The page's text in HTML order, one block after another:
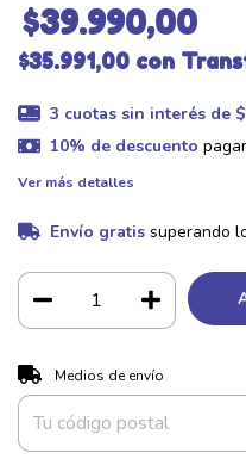
$39.990,00
$35.991,00 con
3 cuotas sin interés de
10% de descuento
Ver más detalles
Envío gratis superando
Entregas para el CP:
Medios de envío